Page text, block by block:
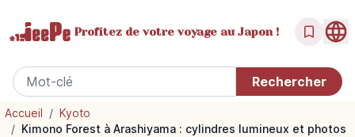
Profitez de votrevoyage au Japon !
Accueil / Kyoto
/ Kimono Forest à Arashiyama : cylindres lumineux et photos